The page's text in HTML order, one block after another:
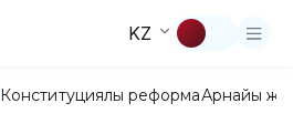
KZ
Конституциялық реформаАрнайы